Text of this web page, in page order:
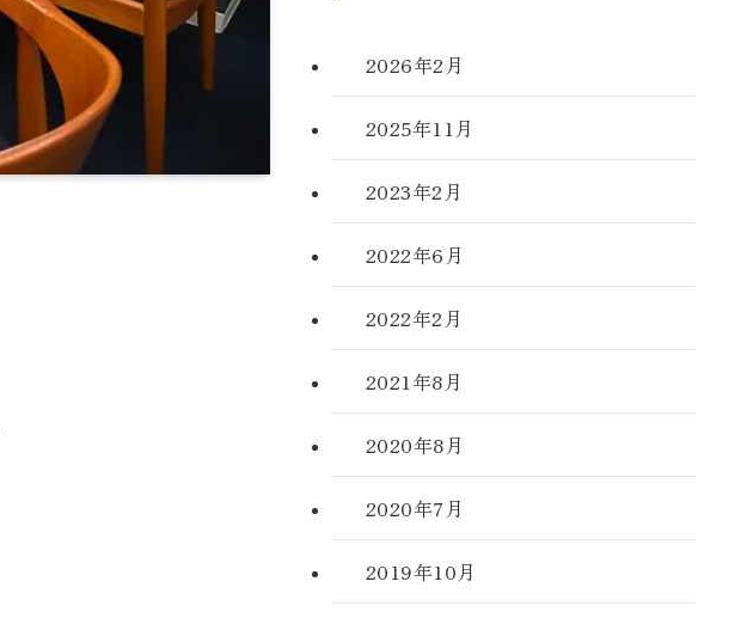
2026年2月
2025年11月
2023年2月
2022年6月
2022年2月
2021年8月
2020年8月
2020年7月
2019年10月